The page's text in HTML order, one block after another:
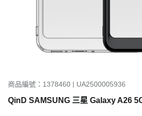
商品編號：1378460 | UA2500005936
QinD SAMSUNG 三星 Galaxy A26